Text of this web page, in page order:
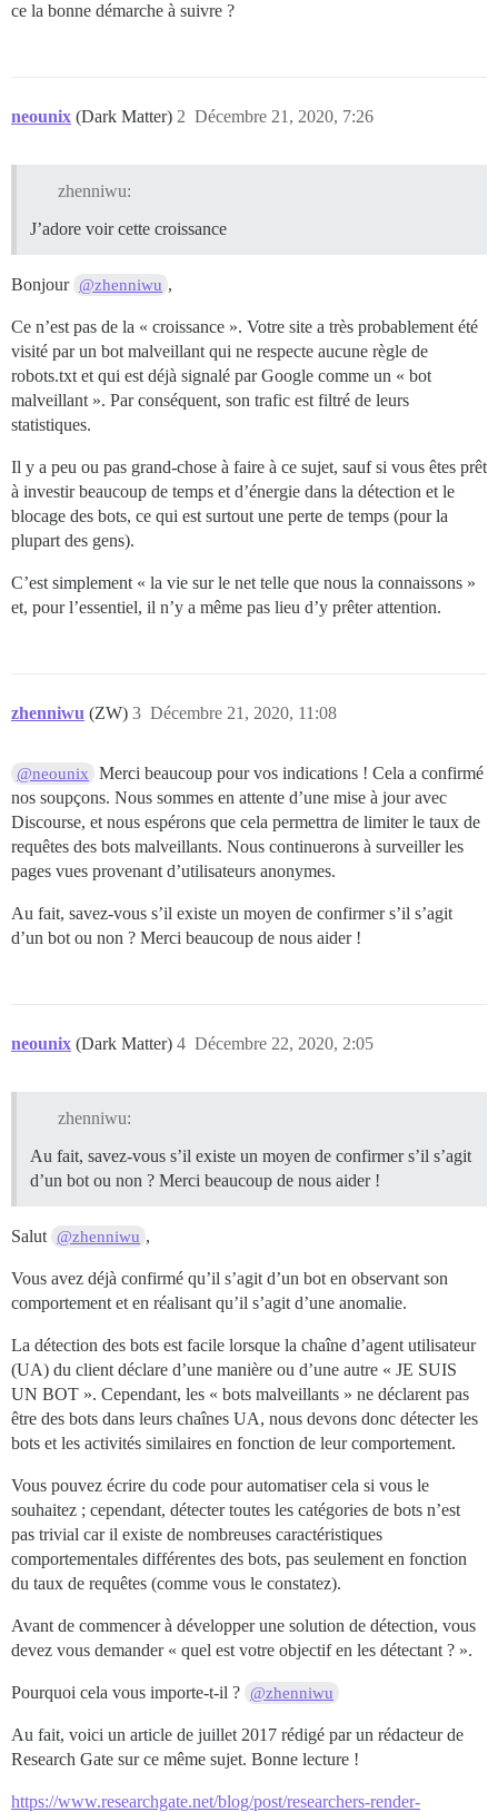
ce la bonne démarche à suivre ?
neounix (Dark Matter) Décembre 21, 2020, 7:26
2
zhenniwu:
J’adore voir cette croissance
Bonjour @zhenniwu ,
Ce n’est pas de la « croissance ». Votre site a très probablement été
visité par un bot malveillant qui ne respecte aucune règle de
robots.txt et qui est déjà signalé par Google comme un « bot
malveillant ». Par conséquent, son trafic est filtré de leurs
statistiques.
Il y a peu ou pas grand-chose à faire à ce sujet, sauf si vous êtes prêt
à investir beaucoup de temps et d’énergie dans la détection et le
blocage des bots, ce qui est surtout une perte de temps (pour la
plupart des gens).
C’est simplement « la vie sur le net telle que nous la connaissons »
et, pour l’essentiel, il n’y a même pas lieu d’y prêter attention.
zhenniwu (ZW) Décembre 21, 2020, 11:08
3
@neounix
Merci beaucoup pour vos indications ! Cela a confirmé
nos soupçons. Nous sommes en attente d’une mise à jour avec
Discourse, et nous espérons que cela permettra de limiter le taux de
requêtes des bots malveillants. Nous continuerons à surveiller les
pages vues provenant d’utilisateurs anonymes.
Au fait, savez-vous s’il existe un moyen de confirmer s’il s’agit
d’un bot ou non ? Merci beaucoup de nous aider !
neounix (Dark Matter) Décembre 22, 2020, 2:05
4
zhenniwu:
Au fait, savez-vous s’il existe un moyen de confirmer s’il s’agit
d’un bot ou non ? Merci beaucoup de nous aider !
Salut @zhenniwu ,
Vous avez déjà confirmé qu’il s’agit d’un bot en observant son
comportement et en réalisant qu’il s’agit d’une anomalie.
La détection des bots est facile lorsque la chaîne d’agent utilisateur
(UA) du client déclare d’une manière ou d’une autre « JE SUIS
UN BOT ». Cependant, les « bots malveillants » ne déclarent pas
être des bots dans leurs chaînes UA, nous devons donc détecter les
bots et les activités similaires en fonction de leur comportement.
Vous pouvez écrire du code pour automatiser cela si vous le
souhaitez ; cependant, détecter toutes les catégories de bots n’est
pas trivial car il existe de nombreuses caractéristiques
comportementales différentes des bots, pas seulement en fonction
du taux de requêtes (comme vous le constatez).
Avant de commencer à développer une solution de détection, vous
devez vous demander « quel est votre objectif en les détectant ? ».
Pourquoi cela vous importe-t-il ? @zhenniwu
Au fait, voici un article de juillet 2017 rédigé par un rédacteur de
Research Gate sur ce même sujet. Bonne lecture !
https://www.researchgate.net/blog/post/researchers-render-